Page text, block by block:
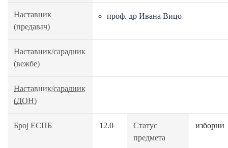
Наставник
(предавач)
проф. др Ивана Вицо
Наставник/сарадник
(вежбе)
Наставник/сарадник
(ДОН)
Број ЕСПБ 12.0
Статус
предмета
изборни